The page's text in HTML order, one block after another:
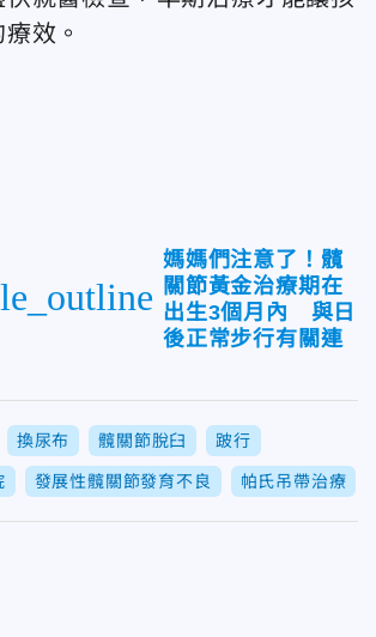
效。
媽媽們注意了！髖
關節黃金治療期在
出生3個月內 與日
後正常步行有關連
換尿布 髖關節脫臼 跛行
發展性髖關節發育不良 帕氏吊帶治療